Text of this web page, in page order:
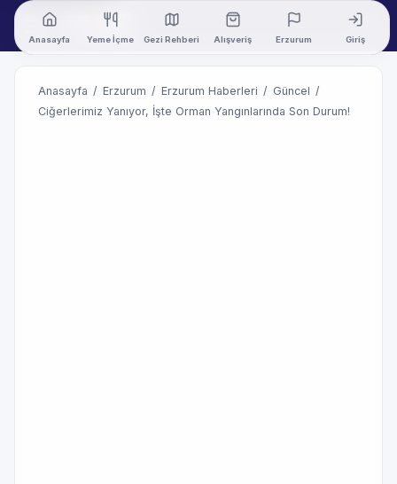
Anasayfa Yeme İçme Gezi Rehberi Alışveriş Erzurum Giriş
Anasayfa / Erzurum / Erzurum Haberleri / Güncel /
Ciğerlerimiz Yanıyor, İşte Orman Yangınlarında Son Durum!